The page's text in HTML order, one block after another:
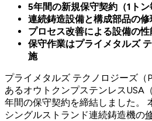
5年間の新規保守契約（1トン
連続鋳造設備と構成部品の
プロセス改善による設備の
保守作業はプライメタルズ
施
プライメタルズ テクノロジーズ
あるオウトクンプステンレスUSA
年間の保守契約を締結しました。
シングルストランド連続鋳造機の